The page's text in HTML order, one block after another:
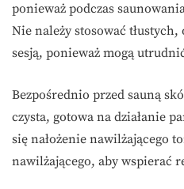
ponieważ podczas
Nie należy stosować
sesją, ponieważ mogą
Bezpośrednio przed sauną
czysta, gotowa na działanie
się nałożenie nawilżającego
nawilżającego, aby wspierać